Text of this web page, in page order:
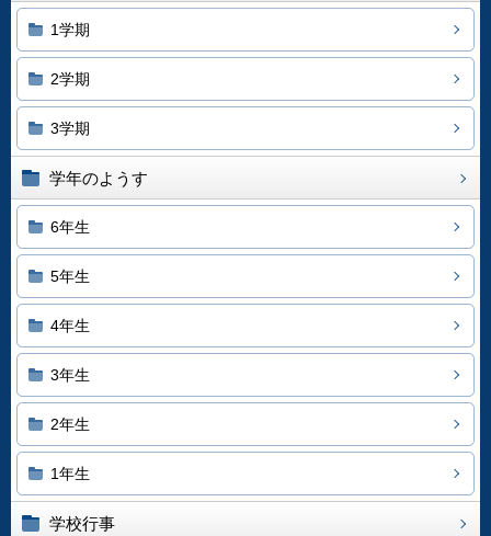
1学期
2学期
3学期
学年のようす
6年生
5年生
4年生
3年生
2年生
1年生
学校行事